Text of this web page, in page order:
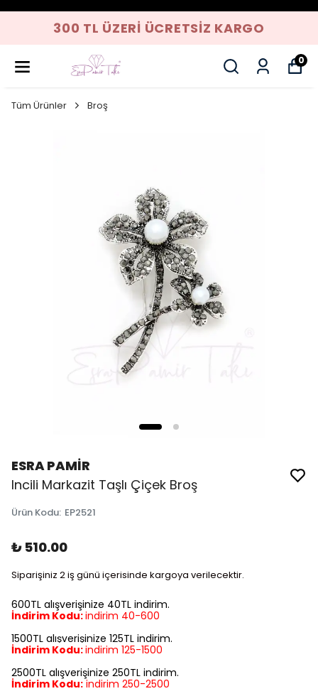
300 TL ÜZERI ÜCRETSIZ KARGO
0
Tüm Ürünler Broş
ESRA PAMİR
Incili Markazit Taşlı Çiçek Broş
Ürün Kodu: EP2521
₺ 510.00
Siparişiniz 2 iş günü içerisinde kargoya verilecektir.
600TL alışverişinize 40TL indirim.
İndirim Kodu:indirim 40-600
1500TL alışverişinize 125TL indirim.
İndirim Kodu:indirim 125-1500
2500TL alışverişinize 250TL indirim.
İndirim Kodu: indirim 250-2500